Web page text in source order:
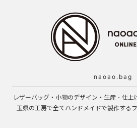
naoao.bag
レザーバッグ・小物のデザイン・生産・仕
玉県の工房で全てハンドメイドで製作する